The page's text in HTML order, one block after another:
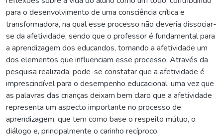
para o desenvolvimento de uma consciência crítica e
transformadora, na qual esse processo não deveria dissociar-
se da afetividade, sendo que o professor é fundamental para
a aprendizagem dos educandos, tornando a afetividade um
dos elementos que influenciam esse processo. Através da
pesquisa realizada, pode-se constatar que a afetividade é
imprescindível para o desempenho educacional, uma vez que
as palavras das crianças deixam bem claro que a afetividade
representa um aspecto importante no processo de
aprendizagem, que tem como base o respeito mútuo, o
diálogo e, principalmente o carinho recíproco.